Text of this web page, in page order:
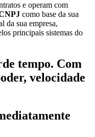
e operam com
como base da sua
da sua empresa,
principais sistemas do
tempo. Com
velocidade